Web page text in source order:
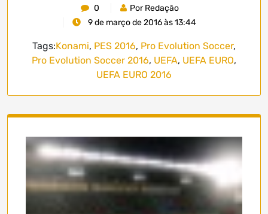
0
Por Redação
9 de março de 2016 às 13:44
Tags:Konami, PES 2016, Pro Evolution Soccer,
Pro Evolution Soccer 2016, UEFA, UEFA EURO,
UEFA EURO 2016